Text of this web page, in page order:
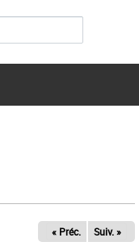
« Préc. Suiv. »